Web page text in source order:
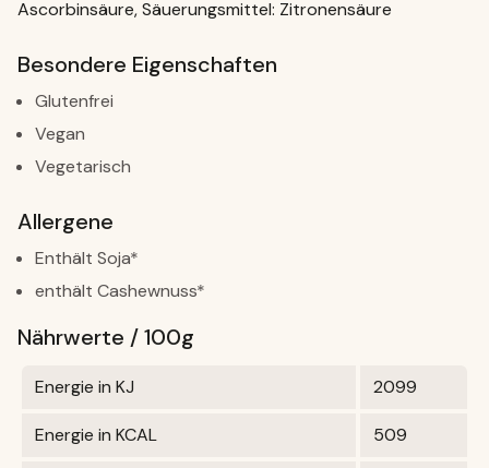
Ascorbinsäure, Säuerungsmittel: Zitronensäure
Besondere Eigenschaften
Glutenfrei
Vegan
Vegetarisch
Allergene
Enthält Soja*
enthält Cashewnuss*
Nährwerte / 100g
Energie in KJ 2099
Energie in KCAL 509